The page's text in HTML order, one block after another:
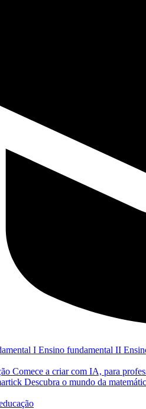
I Ensino fundamental II
Comece a criar com IA, para
Descubra o mundo da